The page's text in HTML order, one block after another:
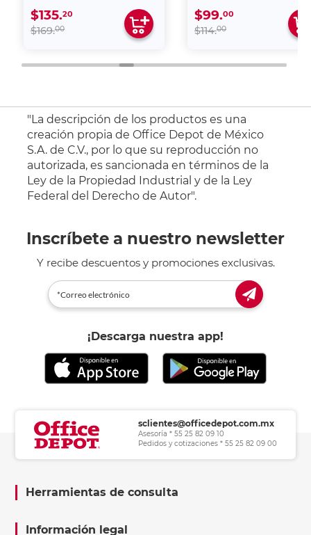
$135.20
$169.00
$99.00
$114.00
"La descripción de los productos es una
creación propia de Office Depot de México
S.A. de C.V., por lo que su reproducción no
autorizada, es sancionada en términos de la
Ley de la Propiedad Industrial y de la Ley
Federal del Derecho de Autor".
Inscríbete a nuestro newsletter
Y recibe descuentos y promociones exclusivas.
¡Descarga nuestra app!
sclientes@officedepot.com.mx
Asesoría * 55 25 82 09 10
Pedidos y cotizaciones * 55 25 82 09 00
Herramientas de consulta
Información legal